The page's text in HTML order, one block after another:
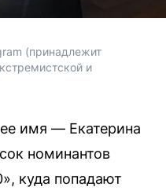
(принадлежит
и
имя — Екатерина
номинантов
куда попадают